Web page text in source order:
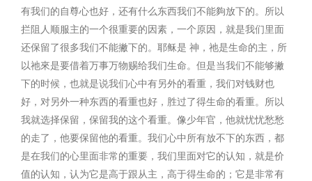
有我们的自尊心也好，还有什么东西我们不能夠放下的。所以
拦阻人顺服主的一个很重要的因素，一个原因，就是我们里面
还保留了很多我们不能撇下的。耶稣是 神，祂是生命的主，所
以祂來是要借着万事万物赐给我们生命。但是当我们不能够撇
下的时候，也就是说我们心中有另外的看重，我们对钱财也
好，对另外一种东西的看重也好，胜过了得生命的看重。所以
我就选择保留，保留我的这个看重。像少年官，他就忧忧愁愁
的走了，他要保留他的看重。我们心中所有放不下的东西，都
是在我们的心里面非常的重要，我们里面对它的认知，就是价
值的认知，认为它是高于跟从主，高于得生命的；它是非常有